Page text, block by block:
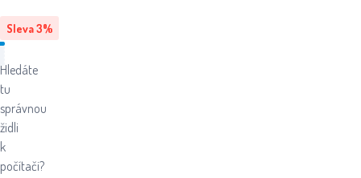
Sleva3%
Hledáte
tu
správnou
židli
k
počítači?